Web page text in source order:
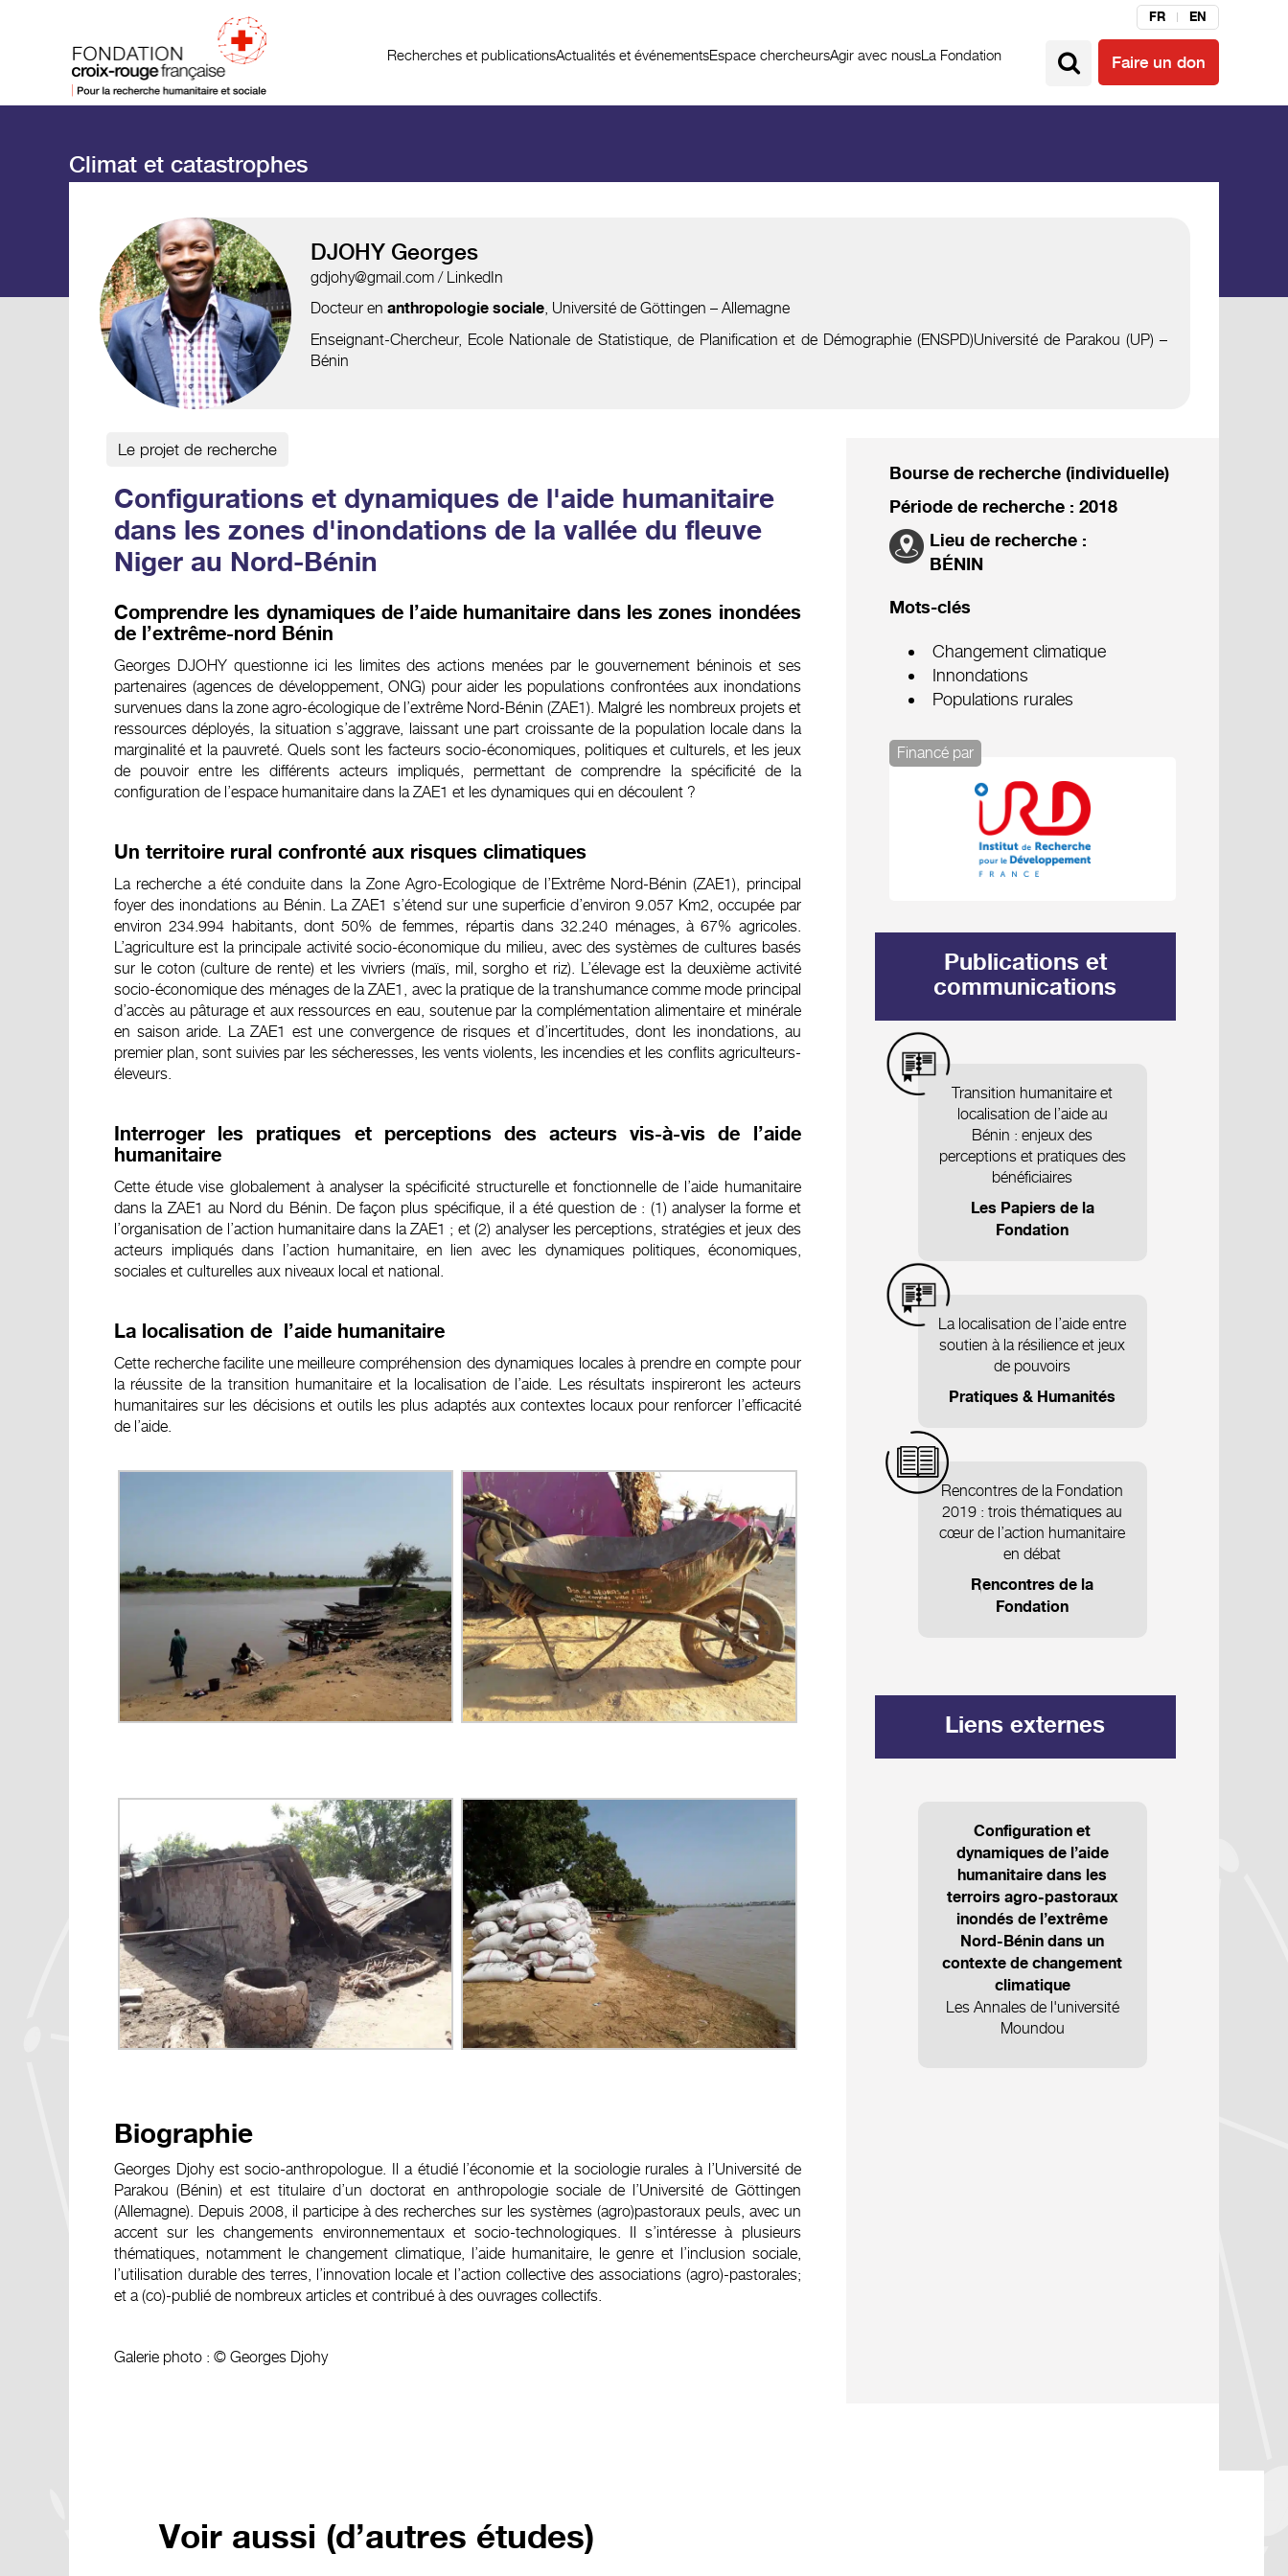
FR EN
Recherches et publicationsActualités et événementsEspace chercheursAgir avec nousLa Fondation Faire un don
Climat et catastrophes
DJOHY Georges
gdjohy@gmail.com / LinkedIn
Docteur en anthropologie sociale, Université de Göttingen – Allemagne
Enseignant-Chercheur, Ecole Nationale de Statistique, de Planification et de Démographie (ENSPD)Université de Parakou (UP) –
Bénin
Le projet de recherche
Configurations et dynamiques de l'aide humanitaire
dans les zones d'inondations de la vallée du fleuve
Niger au Nord-Bénin
Comprendre les dynamiques de l’aide humanitaire dans les zones inondées
de l’extrême-nord Bénin
Georges DJOHY questionne ici les limites des actions menées par le gouvernement béninois et ses
partenaires (agences de développement, ONG) pour aider les populations confrontées aux inondations
survenues dans la zone agro-écologique de l’extrême Nord-Bénin (ZAE1). Malgré les nombreux projets et
ressources déployés, la situation s’aggrave, laissant une part croissante de la population locale dans la
marginalité et la pauvreté. Quels sont les facteurs socio-économiques, politiques et culturels, et les jeux
de pouvoir entre les différents acteurs impliqués, permettant de comprendre la spécificité de la
configuration de l’espace humanitaire dans la ZAE1 et les dynamiques qui en découlent ?
Un territoire rural confronté aux risques climatiques
La recherche a été conduite dans la Zone Agro-Ecologique de l’Extrême Nord-Bénin (ZAE1), principal
foyer des inondations au Bénin. La ZAE1 s’étend sur une superficie d’environ 9.057 Km2, occupée par
environ 234.994 habitants, dont 50% de femmes, répartis dans 32.240 ménages, à 67% agricoles.
L’agriculture est la principale activité socio-économique du milieu, avec des systèmes de cultures basés
sur le coton (culture de rente) et les vivriers (maïs, mil, sorgho et riz). L’élevage est la deuxième activité
socio-économique des ménages de la ZAE1, avec la pratique de la transhumance comme mode principal
d’accès au pâturage et aux ressources en eau, soutenue par la complémentation alimentaire et minérale
en saison aride. La ZAE1 est une convergence de risques et d’incertitudes, dont les inondations, au
premier plan, sont suivies par les sécheresses, les vents violents, les incendies et les conflits agriculteurs-
éleveurs.
Interroger les pratiques et perceptions des acteurs vis-à-vis de l’aide
humanitaire
Cette étude vise globalement à analyser la spécificité structurelle et fonctionnelle de l’aide humanitaire
dans la ZAE1 au Nord du Bénin. De façon plus spécifique, il a été question de : (1) analyser la forme et
l’organisation de l’action humanitaire dans la ZAE1 ; et (2) analyser les perceptions, stratégies et jeux des
acteurs impliqués dans l’action humanitaire, en lien avec les dynamiques politiques, économiques,
sociales et culturelles aux niveaux local et national.
La localisation de l’aide humanitaire
Cette recherche facilite une meilleure compréhension des dynamiques locales à prendre en compte pour
la réussite de la transition humanitaire et la localisation de l’aide. Les résultats inspireront les acteurs
humanitaires sur les décisions et outils les plus adaptés aux contextes locaux pour renforcer l’efficacité
de l’aide.
Biographie
Georges Djohy est socio-anthropologue. Il a étudié l’économie et la sociologie rurales à l’Université de
Parakou (Bénin) et est titulaire d’un doctorat en anthropologie sociale de l’Université de Göttingen
(Allemagne). Depuis 2008, il participe à des recherches sur les systèmes (agro)pastoraux peuls, avec un
accent sur les changements environnementaux et socio-technologiques. Il s’intéresse à plusieurs
thématiques, notamment le changement climatique, l’aide humanitaire, le genre et l’inclusion sociale,
l’utilisation durable des terres, l’innovation locale et l’action collective des associations (agro)-pastorales;
et a (co)-publié de nombreux articles et contribué à des ouvrages collectifs.
Galerie photo : © Georges Djohy
Bourse de recherche (individuelle)
Période de recherche : 2018
Lieu de recherche :
BÉNIN
Mots-clés
Changement climatique
Innondations
Populations rurales
Financé par
Publications et
communications
Transition humanitaire et
localisation de l’aide au
Bénin : enjeux des
perceptions et pratiques des
bénéficiaires
Les Papiers de la
Fondation
La localisation de l’aide entre
soutien à la résilience et jeux
de pouvoirs
Pratiques & Humanités
Rencontres de la Fondation
2019 : trois thématiques au
cœur de l’action humanitaire
en débat
Rencontres de la
Fondation
Liens externes
Configuration et
dynamiques de l’aide
humanitaire dans les
terroirs agro-pastoraux
inondés de l’extrême
Nord-Bénin dans un
contexte de changement
climatique
Les Annales de l'université
Moundou
Voir aussi (d’autres études)